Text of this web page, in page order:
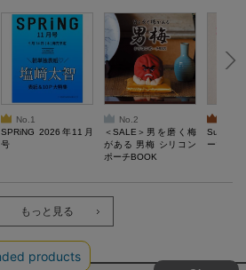
No.1
SPRiNG 2026年11月
号
No.2
＜SALE＞男を磨く梅
がある 男梅 シリコン
ポーチBOOK
ーツチャ
もっと見る